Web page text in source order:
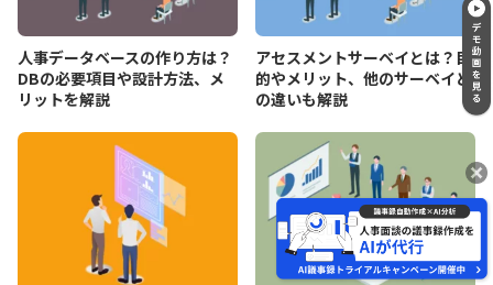
人事データベースの作り方は？
DBの必要項目や設計方法、メ
リットを解説
アセスメントサーベイとは？目
的やメリット、他のサーベイと
の違いも解説